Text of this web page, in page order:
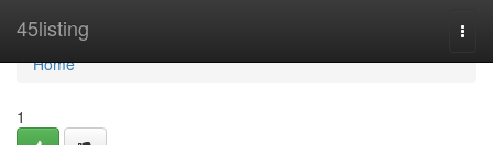
45listing
Home
Home
1